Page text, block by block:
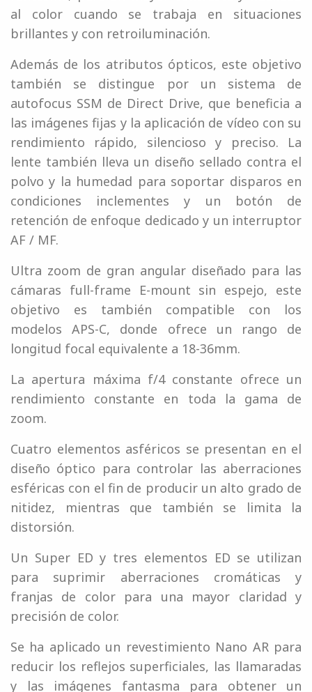
al color cuando se trabaja en situaciones
brillantes y con retroiluminación.
Además de los atributos ópticos, este objetivo
también se distingue por un sistema de
autofocus SSM de Direct Drive, que beneficia a
las imágenes fijas y la aplicación de vídeo con su
rendimiento rápido, silencioso y preciso. La
lente también lleva un diseño sellado contra el
polvo y la humedad para soportar disparos en
condiciones inclementes y un botón de
retención de enfoque dedicado y un interruptor
AF / MF.
Ultra zoom de gran angular diseñado para las
cámaras full-frame E-mount sin espejo, este
objetivo es también compatible con los
modelos APS-C, donde ofrece un rango de
longitud focal equivalente a 18-36mm.
La apertura máxima f/4 constante ofrece un
rendimiento constante en toda la gama de
zoom.
Cuatro elementos asféricos se presentan en el
diseño óptico para controlar las aberraciones
esféricas con el fin de producir un alto grado de
nitidez, mientras que también se limita la
distorsión.
Un Super ED y tres elementos ED se utilizan
para suprimir aberraciones cromáticas y
franjas de color para una mayor claridad y
precisión de color.
Se ha aplicado un revestimiento Nano AR para
reducir los reflejos superficiales, las llamaradas
y las imágenes fantasma para obtener un